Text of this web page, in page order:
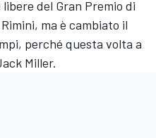
del Gran Premio di
ma è cambiato il
perché questa volta a
Miller.